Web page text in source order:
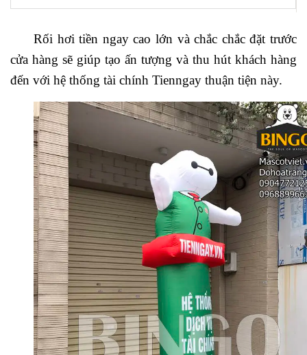
Rối hơi tiền ngay cao lớn và chắc chắc đặt trước
cửa hàng sẽ giúp tạo ấn tượng và thu hút khách hàng
đến với hệ thống tài chính Tienngay thuận tiện này.